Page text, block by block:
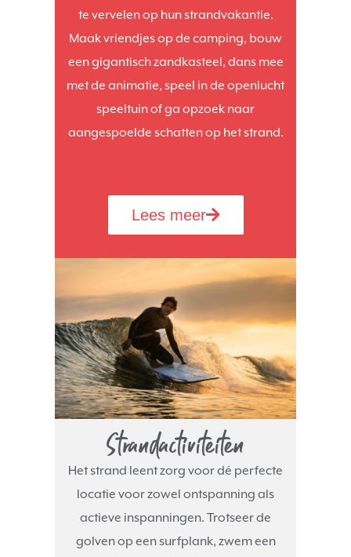
te vervelen op hun strandvakantie.
Maak vriendjes op de camping, bouw
een gigantisch zandkasteel, dans mee
met de animatie, speel in de openlucht
speeltuin of ga opzoek naar
aangespoelde schatten op het strand.
Lees meer
Strandactiviteiten
Het strand leent zorg voor dé perfecte
locatie voor zowel ontspanning als
actieve inspanningen. Trotseer de
golven op een surfplank, zwem een